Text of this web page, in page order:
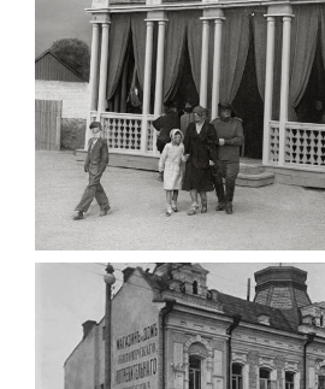
ПАВІЛЬЙОН МОРОЗИВА
1960)